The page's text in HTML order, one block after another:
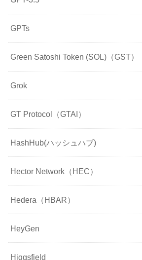
GPTs
Green Satoshi Token (SOL)（GST）
Grok
GT Protocol（GTAI）
HashHub(ハッシュハブ)
Hector Network（HEC）
Hedera（HBAR）
HeyGen
Higgsfield